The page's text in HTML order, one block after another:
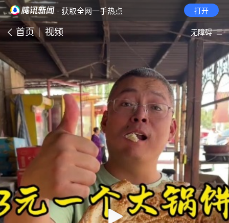
· 获取全网一手热点 打开
首页 视频 无障碍